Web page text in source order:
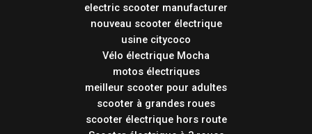
electric scooter manufacturer
nouveau scooter électrique
usine citycoco
Vélo électrique Mocha
motos électriques
meilleur scooter pour adultes
scooter à grandes roues
scooter électrique hors route